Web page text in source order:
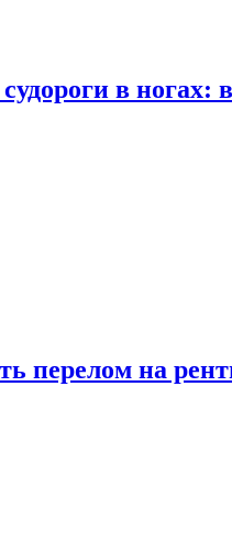
в ногах:
перелом на